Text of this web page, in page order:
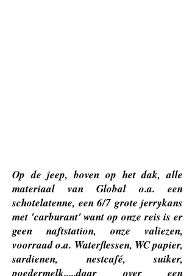
Op de jeep, boven op het dak, alle
materiaal van Global o.a. een
schotelatenne, een 6/7 grote jerrykans
met 'carburant' want op onze reis is er
geen naftstation, onze valiezen,
voorraad o.a. Waterflessen, WC papier,
sardienen, nestcafé, suiker,
poedermelk.....daar over een